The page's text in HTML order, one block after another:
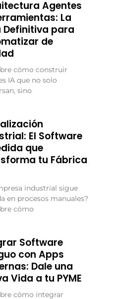
Agentes
La
Definitiva para
de
cómo construir
IA que no solo
sino
El Software
que
tu Fábrica
industrial sigue
en procesos manuales?
cómo
Software
con Apps
Dale una
Vida a tu PYME
cómo integrar